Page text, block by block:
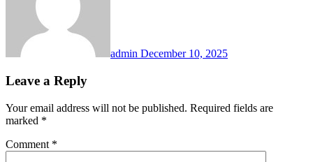
admin December 10, 2025
Leave a Reply
Your email address will not be published. Required fields are
marked *
Comment *